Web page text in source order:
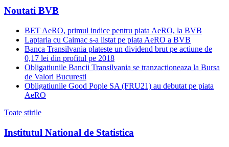
Noutati BVB
BET AeRO, primul indice pentru piata AeRO, la BVB
Laptaria cu Caimac s-a listat pe piata AeRO a BVB
Banca Transilvania plateste un dividend brut pe actiune de
0,17 lei din profitul pe 2018
Obligatiunile Bancii Transilvania se tranzactioneaza la Bursa
de Valori Bucuresti
Obligatiunile Good Pople SA (FRU21) au debutat pe piata
AeRO
Toate stirile
Institutul National de Statistica